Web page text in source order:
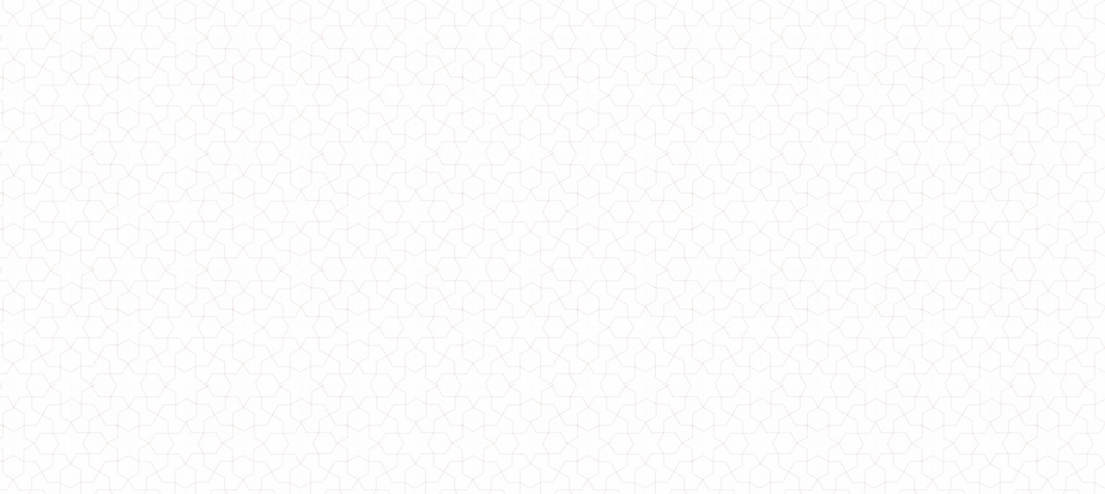
Женское теплое платье оверсайз норма и батал
680.00грн.